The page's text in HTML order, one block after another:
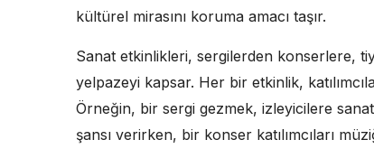
kültürel mirasını koruma amacı taşır.
Sanat etkinlikleri, sergilerden konserlere,
yelpazeyi kapsar. Her bir etkinlik,
Örneğin, bir sergi gezmek, izleyicilere
şansı verirken, bir konser katılımcıları